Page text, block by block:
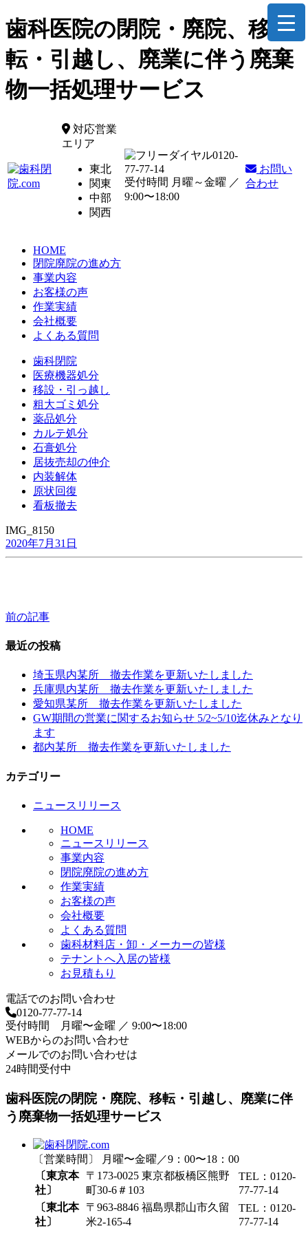
歯科医院の閉院・廃院、移
転・引越し、廃業に伴う廃棄
物一括処理サービス
対応営業
エリア
東北
関東
中部
関西
0120-
77-77-14
受付時間 月曜～金曜 ／
9:00〜18:00
お問い
合わせ
HOME
閉院廃院の進め方
事業内容
お客様の声
作業実績
会社概要
よくある質問
歯科閉院
医療機器処分
移設・引っ越し
粗大ゴミ処分
薬品処分
カルテ処分
石膏処分
居抜売却の仲介
内装解体
原状回復
看板撤去
IMG_8150
2020年7月31日
投
稿
ョ
前の記事
最近の投稿
埼玉県内某所 撤去作業を更新いたしました
兵庫県内某所 撤去作業を更新いたしました
愛知県某所 撤去作業を更新いたしました
GW期間の営業に関するお知らせ 5/2~5/10迄休みとなり
ます
都内某所 撤去作業を更新いたしました
カテゴリー
ニュースリリース
HOME
ニュースリリース
事業内容
閉院廃院の進め方
作業実績
お客様の声
会社概要
よくある質問
歯科材料店・卸・メーカーの皆様
テナントへ入居の皆様
お見積もり
電話でのお問い合わせ
0120-77-77-14
受付時間 月曜〜金曜 ／ 9:00〜18:00
WEBからのお問い合わせ
メールでのお問い合わせは
24時間受付中
歯科医院の閉院・廃院、移転・引越し、廃業に伴
う廃棄物一括処理サービス
〔営業時間〕 月曜〜金曜／9：00〜18：00
〔東京本
社〕
〒173-0025 東京都板橋区熊野
町30-6＃103
TEL：0120-
77-77-14
〔東北本
社〕
〒963-8846 福島県郡山市久留
米2-165-4
TEL：0120-
77-77-14